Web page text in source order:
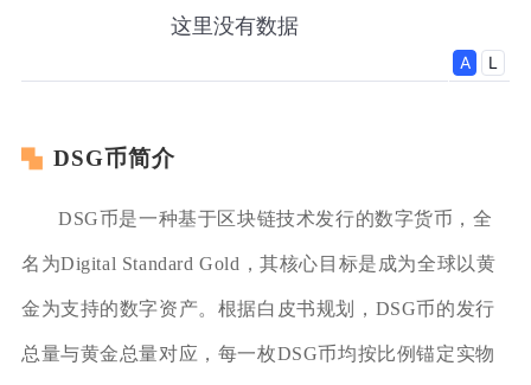
DSG币简介
DSG币是一种基于区块链技术发行的数字货币，全
名为Digital Standard Gold，其核心目标是成为全球以黄
金为支持的数字资产。根据白皮书规划，DSG币的发行
总量与黄金总量对应，每一枚DSG币均按比例锚定实物